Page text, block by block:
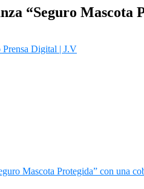
“Seguro
Prensa Digital | J.V